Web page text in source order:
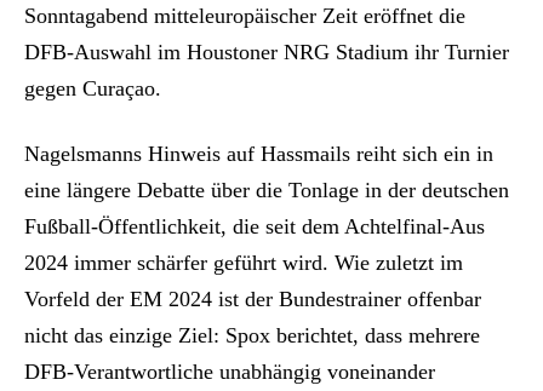
Sonntagabend mitteleuropäischer Zeit eröffnet die
DFB-Auswahl im Houstoner NRG Stadium ihr Turnier
gegen Curaçao.
Nagelsmanns Hinweis auf Hassmails reiht sich ein in
eine längere Debatte über die Tonlage in der deutschen
Fußball-Öffentlichkeit, die seit dem Achtelfinal-Aus
2024 immer schärfer geführt wird. Wie zuletzt im
Vorfeld der EM 2024 ist der Bundestrainer offenbar
nicht das einzige Ziel: Spox berichtet, dass mehrere
DFB-Verantwortliche unabhängig voneinander